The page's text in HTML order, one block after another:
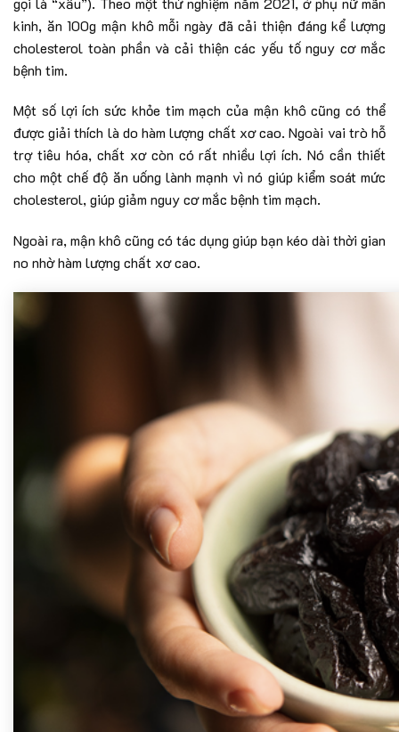
kinh, ăn 100g mận khô mỗi ngày đã cải thiện đáng kể lượng
cholesterol toàn phần và cải thiện các yếu tố nguy cơ mắc
bệnh tim.
Một số lợi ích sức khỏe tim mạch của mận khô cũng có thể
được giải thích là do hàm lượng chất xơ cao. Ngoài vai trò hỗ
trợ tiêu hóa, chất xơ còn có rất nhiều lợi ích. Nó cần thiết
cho một chế độ ăn uống lành mạnh vì nó giúp kiểm soát mức
cholesterol, giúp giảm nguy cơ mắc bệnh tim mạch.
Ngoài ra, mận khô cũng có tác dụng giúp bạn kéo dài thời gian
no nhờ hàm lượng chất xơ cao.